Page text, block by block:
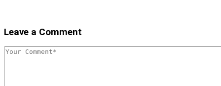
Leave a Comment